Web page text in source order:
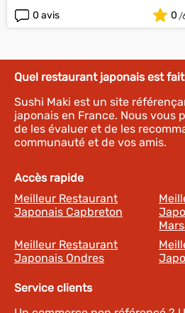
0 avis
0
Quel restaurant japonais est
Sushi Maki est un site
japonais en France. Nous vous
de les évaluer et de les
communauté et de vos amis.
Accès rapide
Meilleur Restaurant
Japonais Capbreton
Meilleur Restaurant
Japonais Ondres
Service clients